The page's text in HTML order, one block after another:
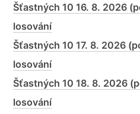
Šťastných 10 16. 8. 2026
losování
Šťastných 10 17. 8. 2026
losování
Šťastných 10 18. 8. 2026
losování